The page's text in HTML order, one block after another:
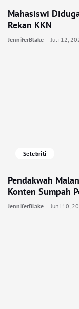
Mahasiswi
Rekan KKN
JenniferBlake Juli 12,
Selebriti
Pendakwah
Konten Sumpah
JenniferBlake Juni 10,